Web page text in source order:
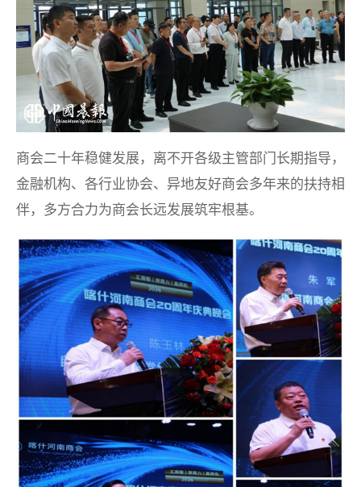
商会二十年稳健发展，离不开各级主管部门长期指导，
金融机构、各行业协会、异地友好商会多年来的扶持相
伴，多方合力为商会长远发展筑牢根基。